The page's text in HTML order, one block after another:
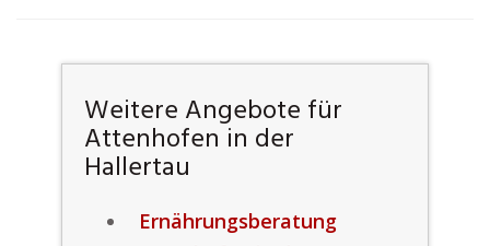
Weitere Angebote für
Attenhofen in der
Hallertau
Ernährungsberatung